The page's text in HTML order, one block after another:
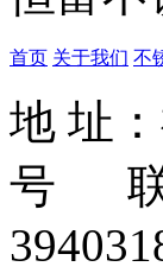
首页 关于我们 不
地 址
号 联